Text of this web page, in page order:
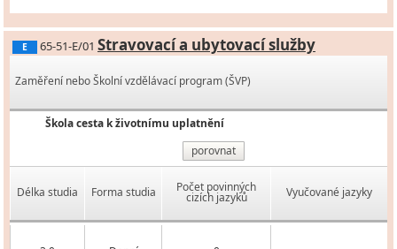
E 65-51-E/01 Stravovací a ubytovací služby
Zaměření nebo Školní vzdělávací program (ŠVP)
Škola cesta k životnímu uplatnění
porovnat
Délka studia Forma studia Počet povinných
cizích jazyků Vyučované jazyky